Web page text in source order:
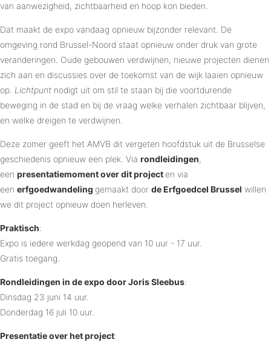
van aanwezigheid, zichtbaarheid en hoop kon bieden.
Dat maakt de expo vandaag opnieuw bijzonder relevant. De
omgeving rond Brussel-Noord staat opnieuw onder druk van grote
veranderingen. Oude gebouwen verdwijnen, nieuwe projecten dienen
zich aan en discussies over de toekomst van de wijk laaien opnieuw
op. Lichtpunt nodigt uit om stil te staan bij die voortdurende
beweging in de stad en bij de vraag welke verhalen zichtbaar blijven,
en welke dreigen te verdwijnen.
Deze zomer geeft het AMVB dit vergeten hoofdstuk uit de Brusselse
geschiedenis opnieuw een plek. Via rondleidingen,
een presentatiemoment over dit projecten via
een erfgoedwandeling gemaakt door de Erfgoedcel Brussel willen
we dit project opnieuw doen herleven.
Praktisch:
Expo is iedere werkdag geopend van 10 uur - 17 uur.
Gratis toegang.
Rondleidingen in de expo door Joris Sleebus:
Dinsdag 23 juni 14 uur.
Donderdag 16 juli 10 uur.
Presentatie over het project: